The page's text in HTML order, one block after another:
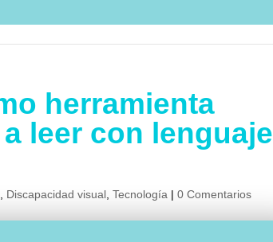
herramienta
leer con lenguaje
Discapacidad visual ,Tecnología |0 Comentarios